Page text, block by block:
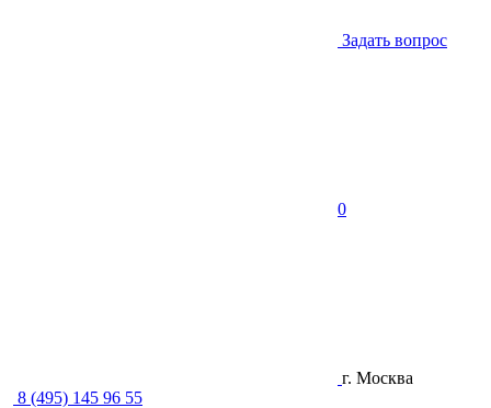
Задать вопрос
0
г. Москва
8 (495) 145 96 55